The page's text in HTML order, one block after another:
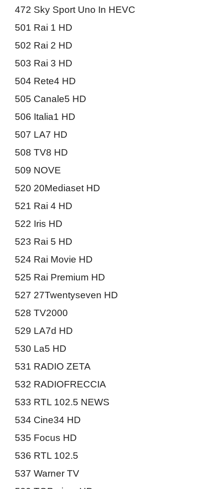
472 Sky Sport Uno In HEVC
501 Rai 1 HD
502 Rai 2 HD
503 Rai 3 HD
504 Rete4 HD
505 Canale5 HD
506 Italia1 HD
507 LA7 HD
508 TV8 HD
509 NOVE
520 20Mediaset HD
521 Rai 4 HD
522 Iris HD
523 Rai 5 HD
524 Rai Movie HD
525 Rai Premium HD
527 27Twentyseven HD
528 TV2000
529 LA7d HD
530 La5 HD
531 RADIO ZETA
532 RADIOFRECCIA
533 RTL 102.5 NEWS
534 Cine34 HD
535 Focus HD
536 RTL 102.5
537 Warner TV